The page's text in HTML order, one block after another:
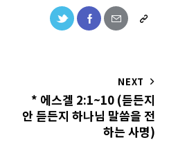
NEXT
* 에스겔 2:1~10 (듣든지
안 듣든지 하나님 말씀을 전
하는 사명)